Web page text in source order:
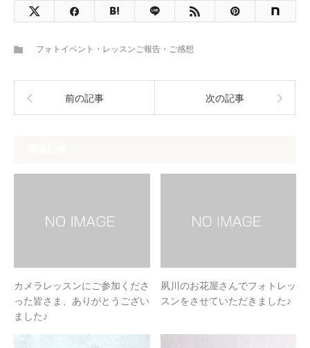
フォトイベント・レッスンご報告・ご感想
前の記事 次の記事
カメラレッスンにご参加くださ
った皆さま、ありがとうござい
ました♪
夙川のお花屋さんでフォトレッ
スンをさせていただきました♪